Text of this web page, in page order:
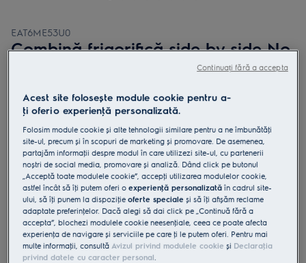
EAT6ME53U0
Combină frigorifică side by side No
Frost clasă E 532 litri 177 cm
0 (0)
Fișa cu informaţii despre produs
Beneficii
Cooling 360° asigură o răcire uniformă protejând toate alimentele
din frigider
Cooling 360° - aer distribuit uniform, către fiecare aliment.
Tehnologia No Frost previne acumularea gheţii în congelator.
Acest site folosește module cookie pentru a-
ţi oferi o experienţă personalizată.
Folosim module cookie și alte tehnologii similare pentru a ne îmbunătăţi
site-ul, precum și în scopuri de marketing și promovare. De asemenea,
partajăm informaţii despre modul în care utilizezi site-ul, cu partenerii
noștri de social media, promovare și analiză. Dând click pe butonul
„Acceptă toate modulele cookie”, accepţi utilizarea modulelor cookie,
astfel încât să îţi putem oferi oexperienţă personalizată în cadrul site-
ului, să îţi punem la dispoziţieoferte speciale și să îţi afișăm reclame
adaptate preferinţelor. Dacă alegi să dai click pe „Continuă fără a
accepta”, blochezi modulele cookie neesenţiale, ceea ce poate afecta
experienţa de navigare și serviciile pe care ţi le putem oferi. Pentru mai
multe informaţii, consultă Avizul privind modulele cookie și Declaraţia
privind datele cu caracter personal.
Continuați fără a accepta